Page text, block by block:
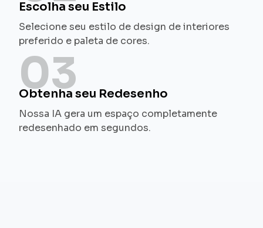
Escolha seu Estilo
Selecione seu estilo de design de interiores
preferido e paleta de cores.
03
Obtenha seu Redesenho
Nossa IA gera um espaço completamente
redesenhado em segundos.